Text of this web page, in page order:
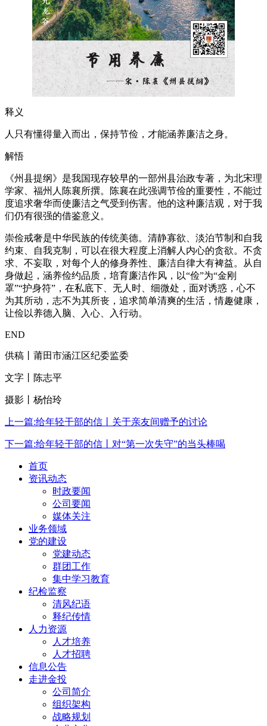
释义
人只有懂得量入而出，保持节俭，才能涵养廉洁之身。
解悟
《州县提纲》是我国现存较早的一部州县治政专著，为北宋理
学家、福州人陈襄所撰。陈襄在此强调节俭的重要性，不能过
度追求奢华而使廉洁之气受到伤害。他的这种廉洁观，对于我
们仍有很强的借鉴意义。
崇俭戒奢是中华民族的传统美德。清静寡欲、淡泊节制和自我
约束、自我克制，可以在很大程度上消解人内心的贪欲。不贪
求、不妄取，对每个人的修身养性、廉洁自律大有裨益。从自
身做起，涵养俭约品质，培育廉洁作风，以“俭”为“金刚
罩”“护身符”，在私底下、无人时、细微处，面对诱惑，心不
为其所动，志不为其所丧，追求简单清爽的生活，情趣健康，
让俭以养德入脑、入心、入行动。
END
供稿丨莆田市涵江区纪委监委
文字丨陈志平
摄影丨杨怡玲
上一篇:给年轻干部的信丨关于亲友间赠予的讨论
下一篇:给年轻干部的信丨对“第一次失守”的当头棒喝
首页
资讯动态
时政要闻
公司要闻
媒体关注
业务领域
党的建设
党建动态
群团工作
集中学习教育
纪检监察
清风纪语
释纪传情
人力资源
人才培养
人才招聘
信息公告
走进金投
公司简介
组织架构
战略规划